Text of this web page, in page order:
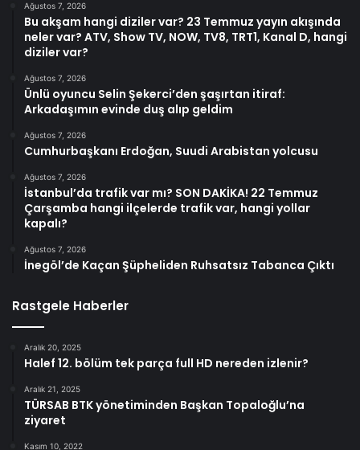
Ağustos 7, 2026
Bu akşam hangi diziler var? 23 Temmuz yayın akışında
neler var? ATV, Show TV, NOW, TV8, TRT1, Kanal D, hangi
diziler var?
Ağustos 7, 2026
Ünlü oyuncu Selin Şekerci’den şaşırtan itiraf:
Arkadaşımın evinde duş alıp geldim
Ağustos 7, 2026
Cumhurbaşkanı Erdoğan, Suudi Arabistan yolcusu
Ağustos 7, 2026
İstanbul’da trafik var mı? SON DAKİKA! 22 Temmuz
Çarşamba hangi ilçelerde trafik var, hangi yollar
kapalı?
Ağustos 7, 2026
İnegöl’de Kaçan Şüpheliden Ruhsatsız Tabanca Çıktı
Rastgele Haberler
Aralık 20, 2025
Halef 12. bölüm tek parça full HD nereden izlenir?
Aralık 21, 2025
TÜRSAB BTK yönetiminden Başkan Topaloğlu’na
ziyaret
Kasım 10, 2022